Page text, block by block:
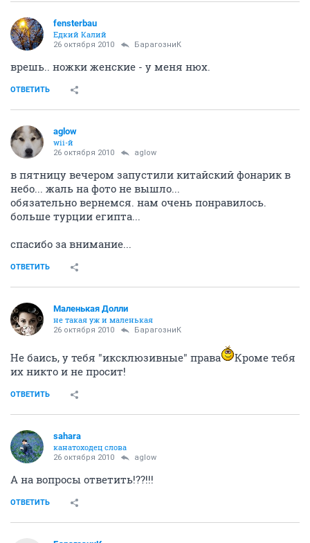
fensterbau
Едкий Калий
26 октября 2010 БарагозниК
врешь.. ножки женские - у меня нюх.
ОТВЕТИТЬ
aglow
wii-й
26 октября 2010 aglow
в пятницу вечером запустили китайский фонарик в
небо... жаль на фото не вышло...
обязательно вернемся. нам очень понравилось.
больше турции египта...
спасибо за внимание...
ОТВЕТИТЬ
Маленькая Долли
не такая уж и маленькая
26 октября 2010 БарагозниК
Не баись, у тебя "иксклюзивные" права
Кроме тебя
их никто и не просит!
ОТВЕТИТЬ
sahara
канатоходец слова
26 октября 2010 aglow
А на вопросы ответить!??!!!
ОТВЕТИТЬ